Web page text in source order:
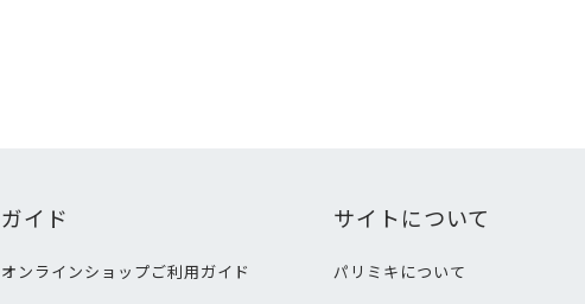
ガイド
オンラインショップご利用ガイド
サイトについて
パリミキについて